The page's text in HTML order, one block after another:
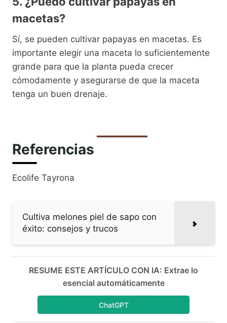
macetas?
Sí, se pueden cultivar papayas en macetas. Es
importante elegir una maceta lo suficientemente
grande para que la planta pueda crecer
cómodamente y asegurarse de que la maceta
tenga un buen drenaje.
Referencias
Ecolife Tayrona
Cultiva melones piel de sapo con
éxito: consejos y trucos
RESUME ESTE ARTÍCULO CON IA: Extrae lo
esencial automáticamente
ChatGPT